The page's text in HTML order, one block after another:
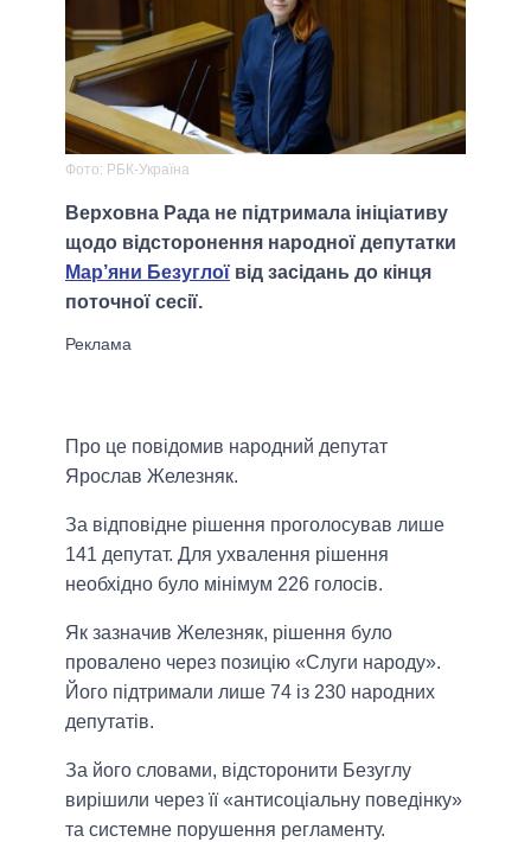
Фото: РБК-Україна
Верховна Рада не підтримала ініціативу
щодо відсторонення народної депутатки
Мар’яни Безуглої від засідань до кінця
поточної сесії.
Про це повідомив народний депутат
Ярослав Железняк.
За відповідне рішення проголосував лише
141 депутат. Для ухвалення рішення
необхідно було мінімум 226 голосів.
Як зазначив Железняк, рішення було
провалено через позицію «Слуги народу».
Його пiдтримали лише 74 iз 230 народних
депутатiв.
За його словами, відсторонити Безуглу
вирішили через її «антисоціальну поведінку»
та системне порушення регламенту.